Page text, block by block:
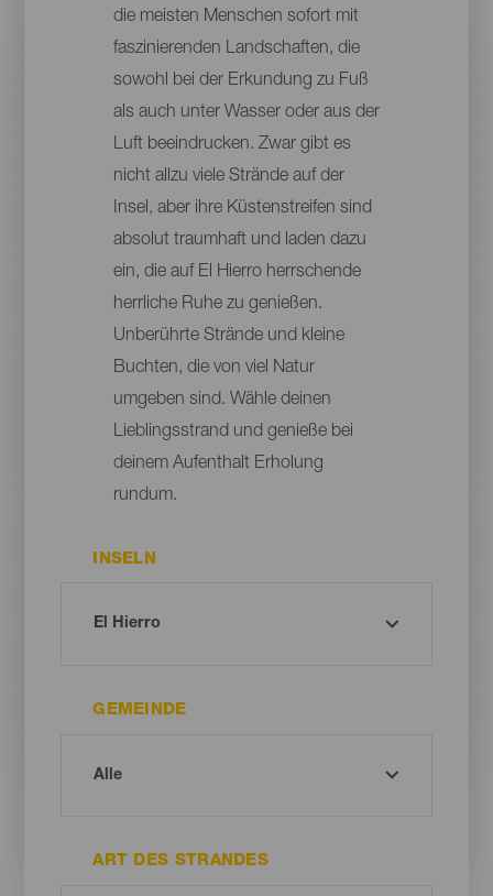
die meisten Menschen sofort mit
faszinierenden Landschaften, die
sowohl bei der Erkundung zu Fuß
als auch unter Wasser oder aus der
Luft beeindrucken. Zwar gibt es
nicht allzu viele Strände auf der
Insel, aber ihre Küstenstreifen sind
absolut traumhaft und laden dazu
ein, die auf El Hierro herrschende
herrliche Ruhe zu genießen.
Unberührte Strände und kleine
Buchten, die von viel Natur
umgeben sind. Wähle deinen
Lieblingsstrand und genieße bei
deinem Aufenthalt Erholung
rundum.
INSELN
GEMEINDE
ART DES STRANDES